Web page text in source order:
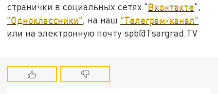
странички в социальных сетях "Вконтакте",
"Одноклассники", на наш "Телеграм-канал"
или на электронную почту spb@Tsargrad.TV